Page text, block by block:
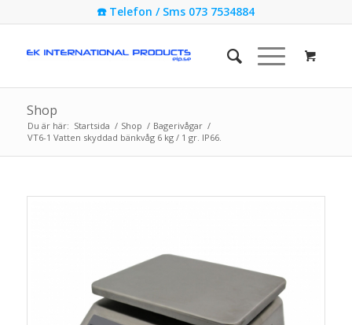
☎️ Telefon / Sms 073 7534884
Shop
Du är här: Startsida / Shop / Bagerivågar /
VT6-1 Vatten skyddad bänkvåg 6 kg / 1 gr. IP66.